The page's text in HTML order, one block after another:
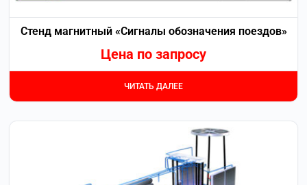
Стенд магнитный «Сигналы обозначения поездов»
Цена по запросу
ЧИТАТЬ ДАЛЕЕ